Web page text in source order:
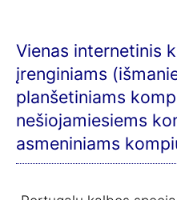
Vienas internetinis
įrenginiams
planšetiniams
nešiojamiesiems
asmeniniams